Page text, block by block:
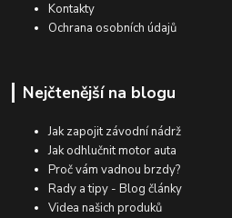
Kontakty
Ochrana osobních údajů
Nejčtenější na blogu
Jak zapojit závodní nádrž
Jak odhlučnit motor auta
Proč vám vadnou brzdy?
Rady a tipy - Blog články
Videa našich produků